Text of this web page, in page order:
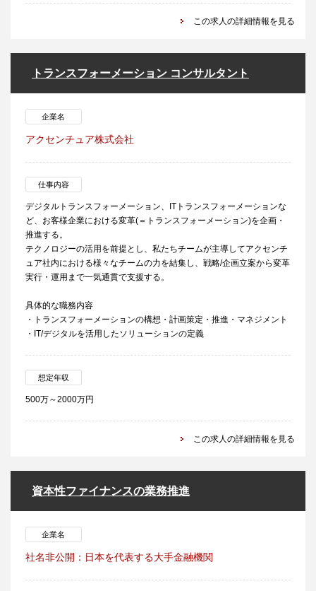
この求人の詳細情報を見る
トランスフォーメーション コンサルタント
企業名
アクセンチュア株式会社
仕事内容
デジタルトランスフォーメーション、ITトランスフォーメーションな
ど、お客様企業における変革(＝トランスフォーメーション)を企画・
推進する。
テクノロジーの活用を前提とし、私たちチームが主導してアクセンチ
ュア社内における様々なチームの力を結集し、戦略/企画立案から変革
実行・運用まで一気通貫で支援する。
具体的な職務内容
・トランスフォーメーションの構想・計画策定・推進・マネジメント
・IT/デジタルを活用したソリューションの定義
想定年収
500万～2000万円
この求人の詳細情報を見る
資本性ファイナンスの業務推進
企業名
社名非公開：日本を代表する大手金融機関